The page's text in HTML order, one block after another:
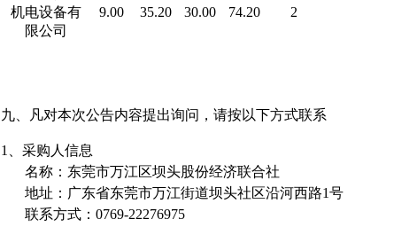
机电设备有
限公司
9.00 35.20 30.00 74.20 2
九、 凡对本次公告内容提出询问，请按以下方式联系
1、 采购人信息
名称：东莞市万江区坝头股份经济联合社
地址：广东省东莞市万江街道坝头社区沿河西路1号
联系方式： 0769-22276975